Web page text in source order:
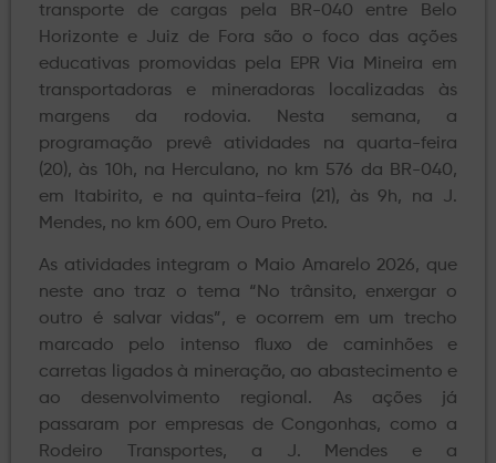
transporte de cargas pela BR-040 entre Belo
Horizonte e Juiz de Fora são o foco das ações
educativas promovidas pela EPR Via Mineira em
transportadoras e mineradoras localizadas às
margens da rodovia. Nesta semana, a
programação prevê atividades na quarta-feira
(20), às 10h, na Herculano, no km 576 da BR-040,
em Itabirito, e na quinta-feira (21), às 9h, na J.
Mendes, no km 600, em Ouro Preto.
As atividades integram o Maio Amarelo 2026, que
neste ano traz o tema “No trânsito, enxergar o
outro é salvar vidas”, e ocorrem em um trecho
marcado pelo intenso fluxo de caminhões e
carretas ligados à mineração, ao abastecimento e
ao desenvolvimento regional. As ações já
passaram por empresas de Congonhas, como a
Rodeiro Transportes, a J. Mendes e a